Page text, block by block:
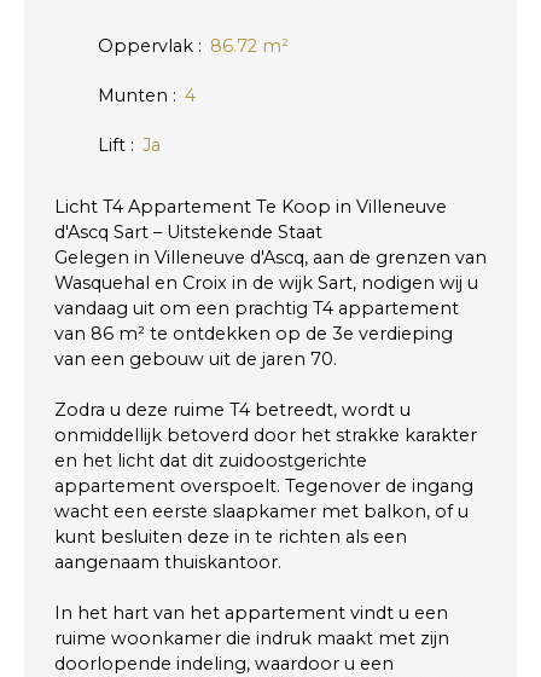
Oppervlak : 86.72 m²
Munten : 4
Lift : Ja
Licht T4 Appartement Te Koop in Villeneuve
d'Ascq Sart – Uitstekende Staat
Gelegen in Villeneuve d'Ascq, aan de grenzen van
Wasquehal en Croix in de wijk Sart, nodigen wij u
vandaag uit om een prachtig T4 appartement
van 86 m² te ontdekken op de 3e verdieping
van een gebouw uit de jaren 70.
Zodra u deze ruime T4 betreedt, wordt u
onmiddellijk betoverd door het strakke karakter
en het licht dat dit zuidoostgerichte
appartement overspoelt. Tegenover de ingang
wacht een eerste slaapkamer met balkon, of u
kunt besluiten deze in te richten als een
aangenaam thuiskantoor.
In het hart van het appartement vindt u een
ruime woonkamer die indruk maakt met zijn
doorlopende indeling, waardoor u een